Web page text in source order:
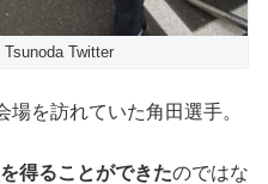
Twitter
を訪れていた角田選手。
得ることができたのではな